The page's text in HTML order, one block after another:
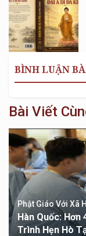
BÌNH LUẬN
Bài Viết
Phật Giáo Với Xã
Hàn Quốc: Hơn
Trình Hẹn Hò